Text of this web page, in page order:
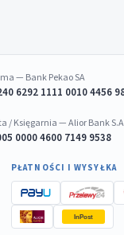
— Bank Pekao SA
6292 1111 0010 4456
/ Księgarnia — Alior Bank
0000 4600 7149 9538
PŁATNOŚCI I WYSYŁKA
InPost